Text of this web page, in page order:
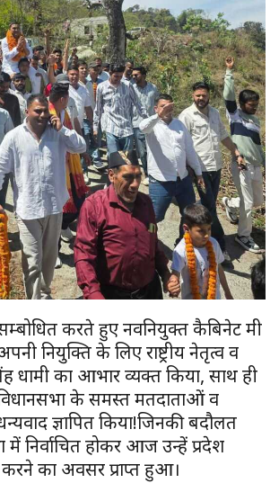
करते हुए नवनियुक्त कैबिनेट मंत्री
नियुक्ति के लिए राष्ट्रीय नेतृत्व व
धामी का आभार व्यक्त किया, साथ ही
के समस्त मतदाताओं व
ज्ञापित किया!जिनकी बदौलत
में निर्वाचित होकर आज उन्हें प्रदेश
करने का अवसर प्राप्त हुआ।